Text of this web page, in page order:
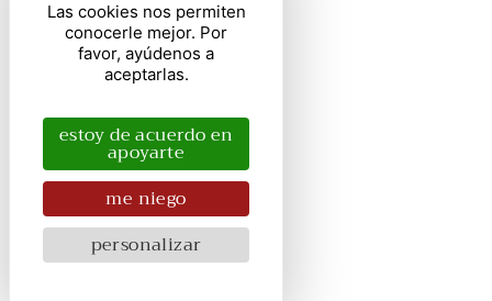
Las cookies nos permiten
conocerle mejor. Por
favor, ayúdenos a
aceptarlas.
estoy de acuerdo en
apoyarte
me niego
personalizar